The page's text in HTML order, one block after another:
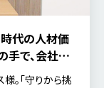
時代の人材価
で、会社を
。「守りから挑